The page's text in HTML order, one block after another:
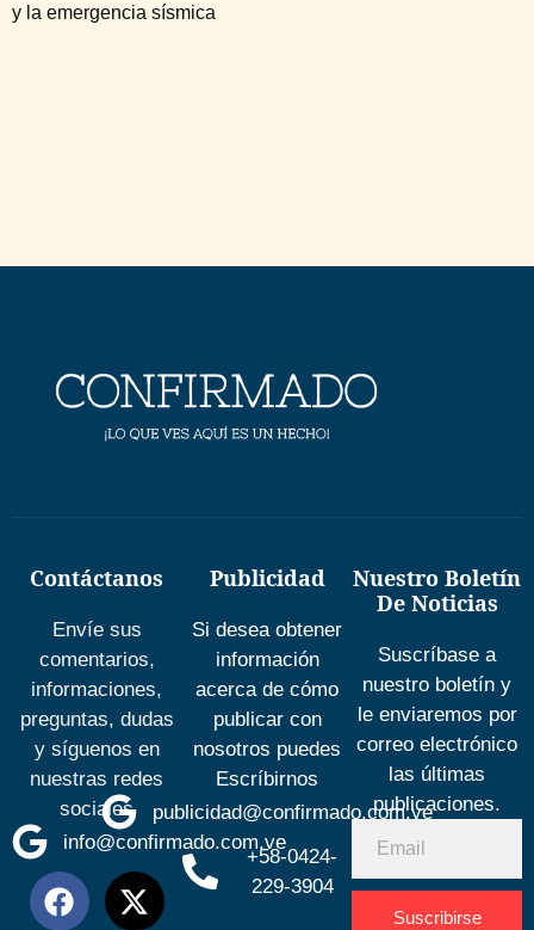
y la emergencia sísmica
Contáctanos
Envíe sus
comentarios,
informaciones,
preguntas, dudas
y síguenos en
nuestras redes
sociales
info@confirmado.com.ve
Publicidad
Si desea obtener
información
acerca de cómo
publicar con
nosotros puedes
Escríbirnos
publicidad@confirmado.com.ve
+58-0424-
229-3904
Nuestro Boletín
De Noticias
Suscríbase a
nuestro boletín y
le enviaremos por
correo electrónico
las últimas
publicaciones.
Suscribirse